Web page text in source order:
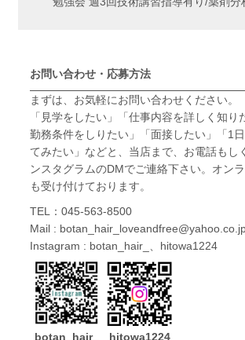
お問い合わせ・応募方法
まずは、お気軽にお問い合わせください。
「見学をしたい」「仕事内容を詳しく知り
勤務条件をしりたい」「面接したい」「1
てみたい」などと、当店まで、お電話もし
ンスタグラムのDMでご連絡下さい。オン
も受け付けております。
TEL：045-563-8500
Mail :
Instagram : botan_hair_、hitowa1224
botan_hair_ hitowa1224